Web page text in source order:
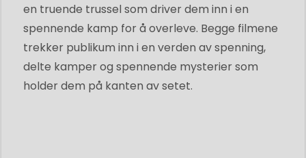
en truende trussel som driver dem inn i en
spennende kamp for å overleve. Begge filmene
trekker publikum inn i en verden av spenning,
delte kamper og spennende mysterier som
holder dem på kanten av setet.